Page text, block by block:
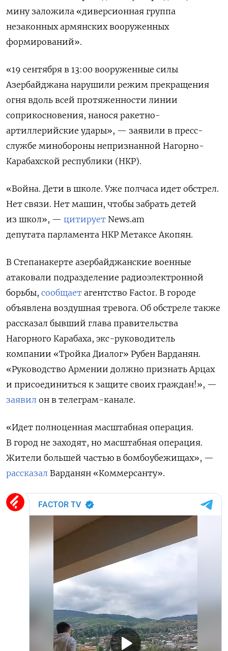
мину заложила «диверсионная группа
незаконных армянских вооруженных
формирований».
«19 сентября в 13:00 вооруженные силы
Азербайджана нарушили режим прекращения
огня вдоль всей протяженности линии
соприкосновения, нанося ракетно-
артиллерийские удары», — заявили в пресс-
службе минобороны непризнанной Нагорно-
Карабахской республики (НКР).
«Война. Дети в школе. Уже полчаса идет обстрел.
Нет связи. Нет машин, чтобы забрать детей
из школ», — цитирует News.am
депутата парламента НКР Метаксе Акопян.
В Степанакерте азербайджанские военные
атаковали подразделение радиоэлектронной
борьбы, сообщает агентство Factor. В городе
объявлена воздушная тревога. Об обстреле также
рассказал бывший глава правительства
Нагорного Карабаха, экс-руководитель
компании «Тройка Диалог» Рубен Варданян.
«Руководство Армении должно признать Арцах
и присоединиться к защите своих граждан!», —
заявил он в телеграм-канале.
«Идет полноценная масштабная операция.
В город не заходят, но масштабная операция.
Жители большей частью в бомбоубежищах», —
рассказал Варданян «Коммерсанту».